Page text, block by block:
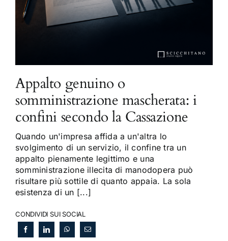
Appalto genuino o
somministrazione mascherata: i
confini secondo la Cassazione
Quando un'impresa affida a un'altra lo
svolgimento di un servizio, il confine tra un
appalto pienamente legittimo e una
somministrazione illecita di manodopera può
risultare più sottile di quanto appaia. La sola
esistenza di un [...]
CONDIVIDI SUI SOCIAL